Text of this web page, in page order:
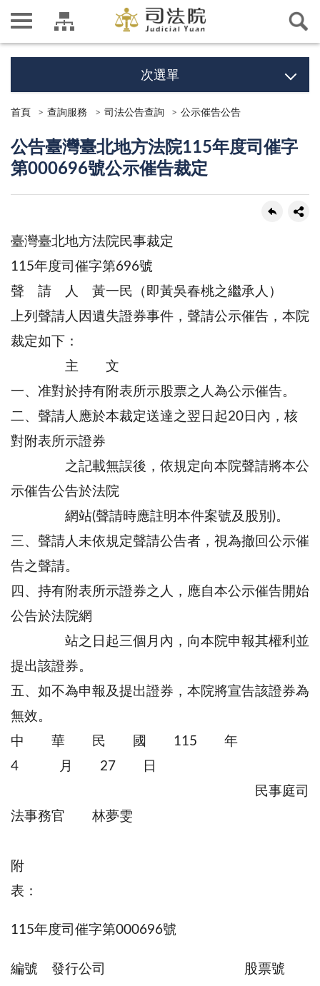
次選單
首頁 查詢服務 司法公告查詢 公示催告公告
公告臺灣臺北地方法院115年度司催字
第000696號公示催告裁定
臺灣臺北地方法院民事裁定
115年度司催字第696號
聲 請 人 黃一民（即黃吳春桃之繼承人）
上列聲請人因遺失證券事件，聲請公示催告，本院
裁定如下：
主 文
一、准對於持有附表所示股票之人為公示催告。
二、聲請人應於本裁定送達之翌日起20日內，核
對附表所示證券
之記載無誤後，依規定向本院聲請將本公
示催告公告於法院
網站(聲請時應註明本件案號及股別)。
三、聲請人未依規定聲請公告者，視為撤回公示催
告之聲請。
四、持有附表所示證券之人，應自本公示催告開始
公告於法院網
站之日起三個月內，向本院申報其權利並
提出該證券。
五、如不為申報及提出證券，本院將宣告該證券為
無效。
中 華 民 國 115 年
4 月 27 日
民事庭司
法事務官 林夢雯
附
115年度司催字第000696號
編號 發行公司 股票號